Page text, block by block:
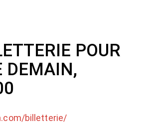
POUR
DEMAIN,
billetterie/